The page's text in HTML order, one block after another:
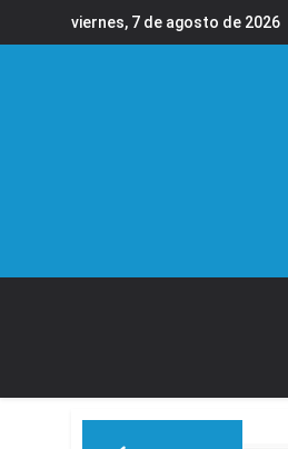
viernes, 7 de agosto de 2026